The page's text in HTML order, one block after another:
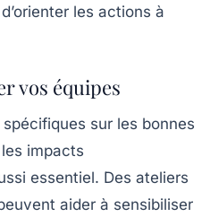
les actions à
vos équipes
sur les bonnes
impacts
essentiel. Des ateliers
aider à sensibiliser